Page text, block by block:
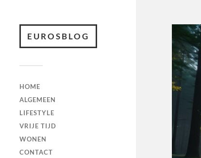
EUROSBLOG
HOME
ALGEMEEN
LIFESTYLE
VRIJE TIJD
WONEN
CONTACT